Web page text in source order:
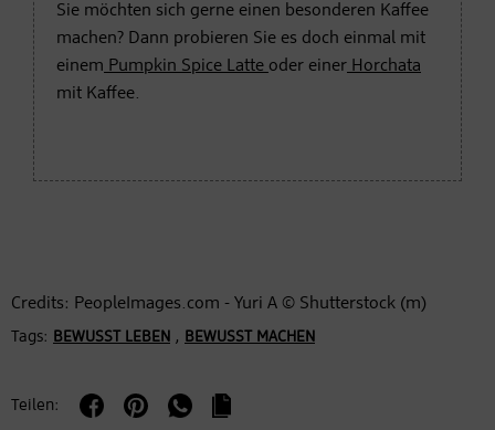
Sie möchten sich gerne einen besonderen Kaffee
machen? Dann probieren Sie es doch einmal mit
einem Pumpkin Spice Latte oder einer Horchata
mit Kaffee.
Credits: PeopleImages.com - Yuri A © Shutterstock (m)
Tags: BEWUSST LEBEN , BEWUSST MACHEN
Teilen: